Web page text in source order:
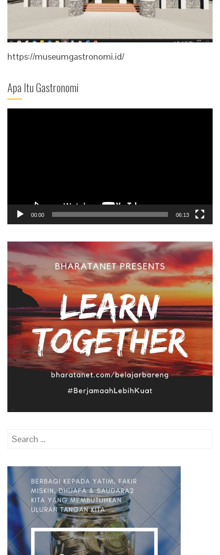
https://museumgastronomi.id/
Apa Itu Gastronomi
00:00 06:13
Search